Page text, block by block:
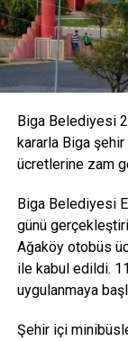
Biga Belediyesi
kararla Biga
ücretlerine zam
Biga Belediyesi
günü
Ağaköy otobüs
ile kabul edildi.
uygulanmaya
Şehir içi